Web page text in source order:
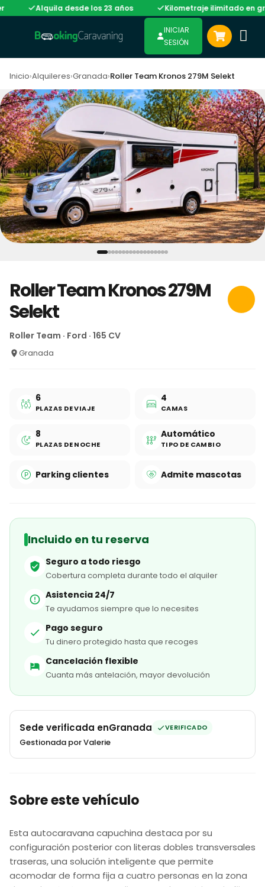
Alquila desde los 23 años Kilometraje ilimitado en gran
INICIAR
SESIÓN
Inicio›Alquileres›Granada›Roller Team Kronos 279M Selekt
Roller Team Kronos 279M
Selekt
Roller Team · Ford · 165 CV
Granada
6
PLAZAS DE VIAJE
4
CAMAS
8
PLAZAS DE NOCHE
Automático
TIPO DE CAMBIO
Parking clientes Admite mascotas
Incluido en tu reserva
Seguro a todo riesgo
Cobertura completa durante todo el alquiler
Asistencia 24/7
Te ayudamos siempre que lo necesites
Pago seguro
Tu dinero protegido hasta que recoges
Cancelación flexible
Cuanta más antelación, mayor devolución
Sede verificada enGranada VERIFICADO
Gestionada por Valerie
Sobre este vehículo
Esta autocaravana capuchina destaca por su
configuración posterior con literas dobles transversales
traseras, una solución inteligente que permite
acomodar de forma fija a cuatro personas en la zona